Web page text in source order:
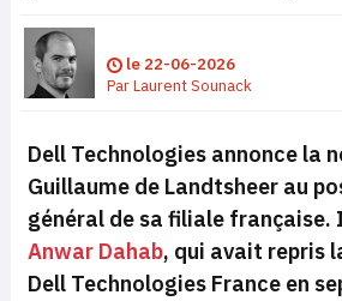
le 22-06-2026
ParLaurent Sounack
Dell Technologies annonce la
Guillaume de Landtsheer au
général de sa filiale française.
Anwar Dahab, qui avait repris
Dell Technologies France en